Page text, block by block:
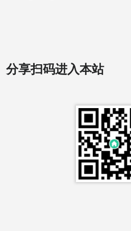
分享扫码进入本站